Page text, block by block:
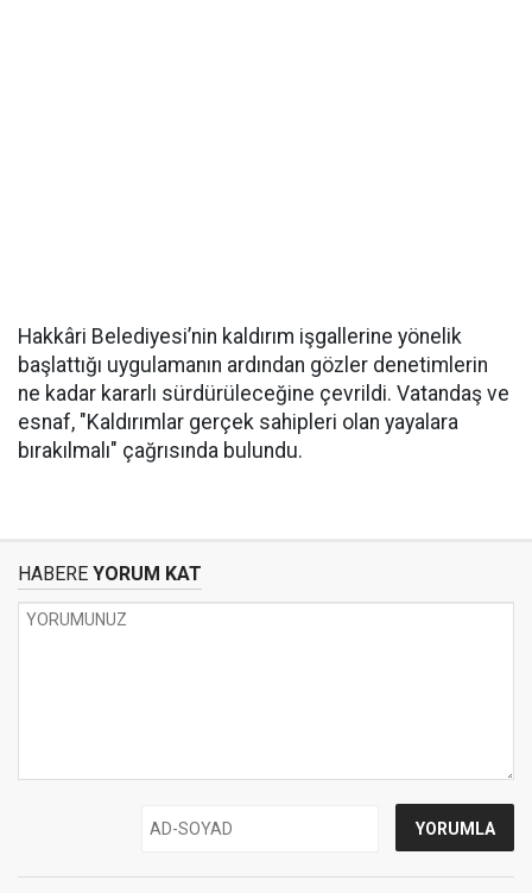
Hakkâri Belediyesi’nin kaldırım işgallerine yönelik
başlattığı uygulamanın ardından gözler denetimlerin
ne kadar kararlı sürdürüleceğine çevrildi. Vatandaş ve
esnaf, "Kaldırımlar gerçek sahipleri olan yayalara
bırakılmalı" çağrısında bulundu.
HABERE YORUM KAT